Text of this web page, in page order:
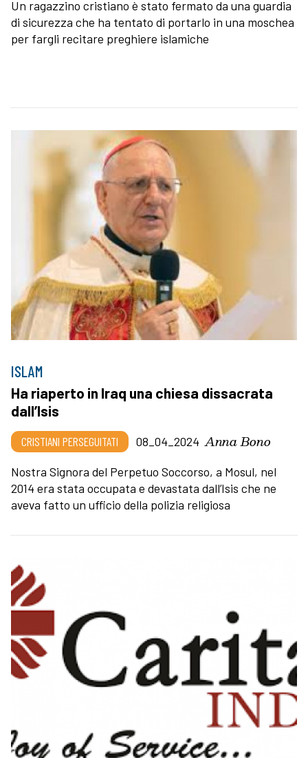
Un ragazzino cristiano è stato fermato da una guardia
di sicurezza che ha tentato di portarlo in una moschea
per fargli recitare preghiere islamiche
ISLAM
Ha riaperto in Iraq una chiesa dissacrata
dall’Isis
CRISTIANI PERSEGUITATI 08_04_2024 Anna Bono
Nostra Signora del Perpetuo Soccorso, a Mosul, nel
2014 era stata occupata e devastata dall’Isis che ne
aveva fatto un ufficio della polizia religiosa